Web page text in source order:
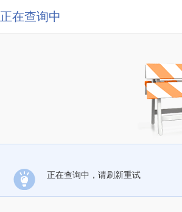
正在查询中
正在查询中，请刷新重试